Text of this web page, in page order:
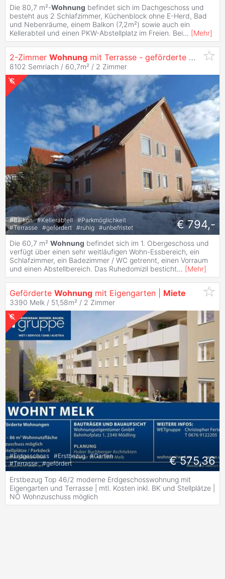
Die 80,7 m²-Wohnung befindet sich im Dachgeschoss und
besteht aus 2 Schlafzimmer, Küchenblock ohne E-Herd, Bad
und Nebenräume, einem Balkon (7,2m²) sowie auch ein
Kellerabteil und einen PKW-Abstellplatz im Freien. Bei... [Mehr]
2-Zimmer Wohnung mit Terrasse - geförderte Miete
8102 Semriach / 60,7m² / 2 Zimmer
#Balkon #Kellerabteil #Parkmöglichkeit
#Terrasse #gefördert #ruhig #unbefristet € 794,-
Die 60,7 m² Wohnung befindet sich im 1. Obergeschoss und
verfügt über einen sehr weitläufigen Wohn-Essbereich, ein
Schlafzimmer, ein Badezimmer / WC getrennt, einen Vorraum
und einen Abstellbereich. Das Ruhedomizil besticht... [Mehr]
Geförderte Wohnung mit Eigengarten | Miete
3390 Melk / 51,58m² / 2 Zimmer
#Erdgeschoss #Erstbezug #Garten
#Terrasse #gefördert € 575,36
Erstbezug Top 46/2 moderne Erdgeschosswohnung mit
Eigengarten und Terrasse | mtl. Kosten inkl. BK und Stellplätze |
NÖ Wohnzuschuss möglich